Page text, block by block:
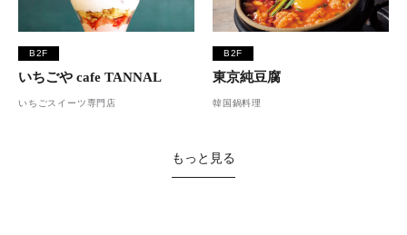
B2F
いちごや cafe TANNAL
いちごスイーツ専門店
B2F
東京純豆腐
韓国鍋料理
もっと見る